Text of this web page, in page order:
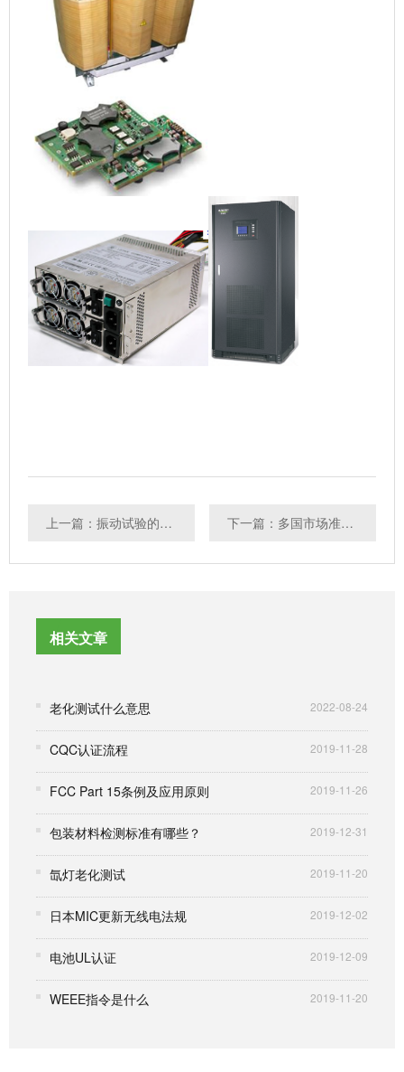
上一篇：振动试验的分类 下一篇：多国市场准入巡礼：上海合作组织（SCO、ШОС）
相关文章
老化测试什么意思 2022-08-24
CQC认证流程 2019-11-28
FCC Part 15条例及应用原则 2019-11-26
包装材料检测标准有哪些？ 2019-12-31
氙灯老化测试 2019-11-20
日本MIC更新无线电法规 2019-12-02
电池UL认证 2019-12-09
WEEE指令是什么 2019-11-20